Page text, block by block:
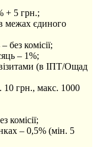
+ 5 грн.;
межах єдиного
без комісії;
– 1%;
(в ІПТ/Ощад
грн., макс. 1000
комісії;
– 0,5% (мін. 5